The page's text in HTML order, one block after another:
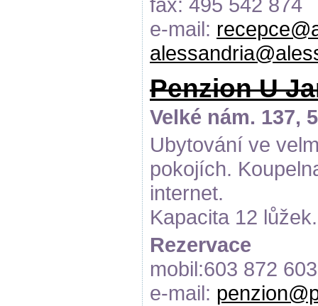
e-mail:
Penzion U
Velké nám. 137,
Ubytování ve
pokojích.
internet.
Kapacita 12 lůžek.
Rezervace
mobil:603 872 603
e-mail: